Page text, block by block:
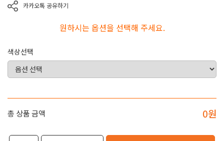
카카오톡 공유하기
원하시는 옵션을 선택해 주세요.
색상선택
총 상품 금액 0원